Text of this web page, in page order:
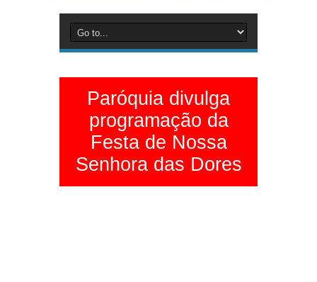
Paróquia divulga
programação da
Festa de Nossa
Senhora das Dores